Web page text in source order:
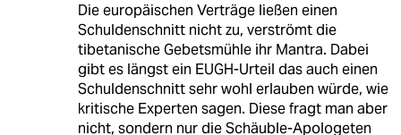
Die europäischen Verträge ließen einen
Schuldenschnitt nicht zu, verströmt die
tibetanische Gebetsmühle ihr Mantra. Dabei
gibt es längst ein EUGH-Urteil das auch einen
Schuldenschnitt sehr wohl erlauben würde, wie
kritische Experten sagen. Diese fragt man aber
nicht, sondern nur die Schäuble-Apologeten